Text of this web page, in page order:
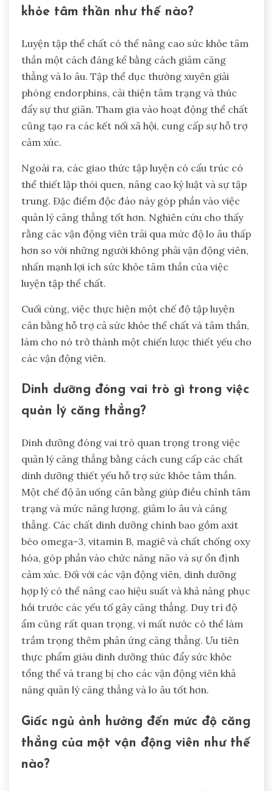
khỏe tâm thần như thế nào?
Luyện tập thể chất có thể nâng cao sức khỏe tâm
thần một cách đáng kể bằng cách giảm căng
thẳng và lo âu. Tập thể dục thường xuyên giải
phóng endorphins, cải thiện tâm trạng và thúc
đẩy sự thư giãn. Tham gia vào hoạt động thể chất
cũng tạo ra các kết nối xã hội, cung cấp sự hỗ trợ
cảm xúc.
Ngoài ra, các giao thức tập luyện có cấu trúc có
thể thiết lập thói quen, nâng cao kỷ luật và sự tập
trung. Đặc điểm độc đáo này góp phần vào việc
quản lý căng thẳng tốt hơn. Nghiên cứu cho thấy
rằng các vận động viên trải qua mức độ lo âu thấp
hơn so với những người không phải vận động viên,
nhấn mạnh lợi ích sức khỏe tâm thần của việc
luyện tập thể chất.
Cuối cùng, việc thực hiện một chế độ tập luyện
cân bằng hỗ trợ cả sức khỏe thể chất và tâm thần,
làm cho nó trở thành một chiến lược thiết yếu cho
các vận động viên.
Dinh dưỡng đóng vai trò gì trong việc
quản lý căng thẳng?
Dinh dưỡng đóng vai trò quan trọng trong việc
quản lý căng thẳng bằng cách cung cấp các chất
dinh dưỡng thiết yếu hỗ trợ sức khỏe tâm thần.
Một chế độ ăn uống cân bằng giúp điều chỉnh tâm
trạng và mức năng lượng, giảm lo âu và căng
thẳng. Các chất dinh dưỡng chính bao gồm axit
béo omega-3, vitamin B, magiê và chất chống oxy
hóa, góp phần vào chức năng não và sự ổn định
cảm xúc. Đối với các vận động viên, dinh dưỡng
hợp lý có thể nâng cao hiệu suất và khả năng phục
hồi trước các yếu tố gây căng thẳng. Duy trì độ
ẩm cũng rất quan trọng, vì mất nước có thể làm
trầm trọng thêm phản ứng căng thẳng. Ưu tiên
thực phẩm giàu dinh dưỡng thúc đẩy sức khỏe
tổng thể và trang bị cho các vận động viên khả
năng quản lý căng thẳng và lo âu tốt hơn.
Giấc ngủ ảnh hưởng đến mức độ căng
thẳng của một vận động viên như thế
nào?